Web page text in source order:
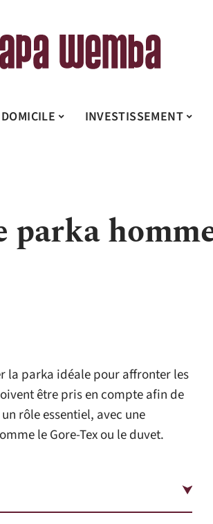
DOMICILE INVESTISSEMENT
parka
la parka idéale pour affronter les
être pris en compte afin de
rôle essentiel, avec une
le Gore-Tex ou le duvet.